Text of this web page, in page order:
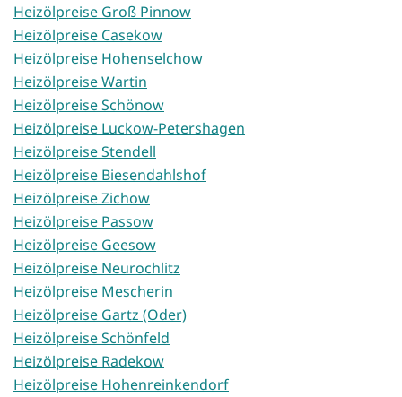
Heizölpreise Groß Pinnow
Heizölpreise Casekow
Heizölpreise Hohenselchow
Heizölpreise Wartin
Heizölpreise Schönow
Heizölpreise Luckow-Petershagen
Heizölpreise Stendell
Heizölpreise Biesendahlshof
Heizölpreise Zichow
Heizölpreise Passow
Heizölpreise Geesow
Heizölpreise Neurochlitz
Heizölpreise Mescherin
Heizölpreise Gartz (Oder)
Heizölpreise Schönfeld
Heizölpreise Radekow
Heizölpreise Hohenreinkendorf